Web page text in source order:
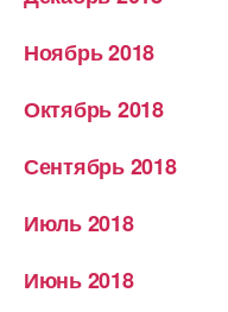
Ноябрь 2018
Октябрь 2018
Сентябрь 2018
Июль 2018
Июнь 2018